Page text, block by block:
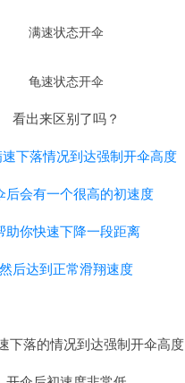
满速状态开伞
龟速状态开伞
看出来区别了吗？
下落情况到达强制开伞高度
后会有一个很高的初速度
助你快速下降一段距离
然后达到正常滑翔速度
下落的情况到达强制开伞高度